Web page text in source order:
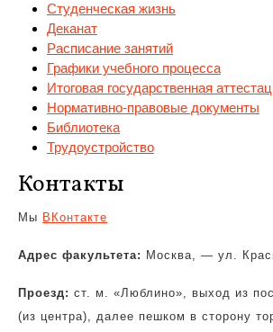
Студенческая жизнь
Деканат
Расписание занятий
Графики учебного процесса
Итоговая государственная
Нормативно-правовые документы
Библиотека
Трудоустройство
Контакты
Мы ВКонтакте
Адрес факультета: Москва, — ул.
Проезд: ст. м. «Люблино», выход из
(из центра), далее пешком в сторону